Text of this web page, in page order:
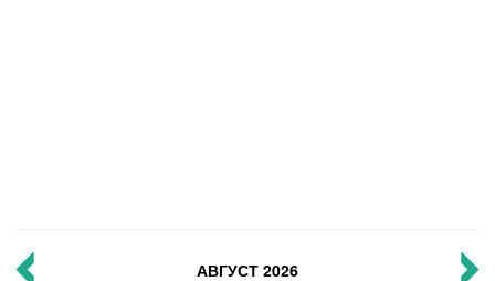
АВГУСТ 2026